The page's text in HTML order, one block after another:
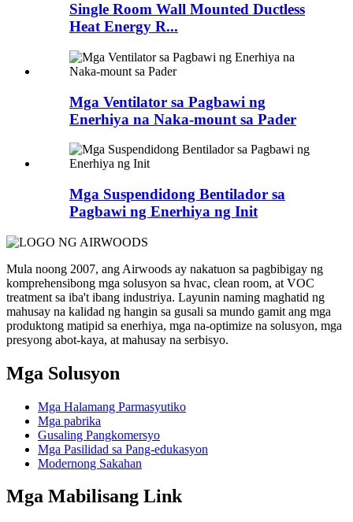
Single Room Wall Mounted Ductless
Heat Energy R...
Mga Ventilator sa Pagbawi ng
Enerhiya na Naka-mount sa Pader
Mga Suspendidong Bentilador sa
Pagbawi ng Enerhiya ng Init
Mula noong 2007, ang Airwoods ay nakatuon sa pagbibigay ng
komprehensibong mga solusyon sa hvac, clean room, at VOC
treatment sa iba't ibang industriya. Layunin naming maghatid ng
mahusay na kalidad ng hangin sa gusali sa mundo gamit ang mga
produktong matipid sa enerhiya, mga na-optimize na solusyon, mga
presyong abot-kaya, at mahusay na serbisyo.
Mga Solusyon
Mga Halamang Parmasyutiko
Mga pabrika
Gusaling Pangkomersyo
Mga Pasilidad sa Pang-edukasyon
Modernong Sakahan
Mga Mabilisang Link